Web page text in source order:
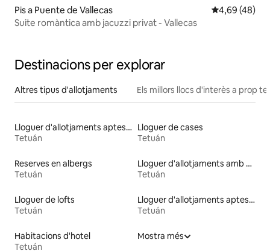
Pis a Puente de Vallecas 4,69 de
4,69 (48)
Suite romàntica amb jacuzzi privat - Vallecas
Destinacions per explorar
Altres tipus d'allotjaments Els millors llocs d'interès a prop
Lloguer d'allotjaments aptes per a animals de companyia
Tetuán
Lloguer de cases
Tetuán
Reserves en albergs
Tetuán
Lloguer d'allotjaments amb piscina
Tetuán
Lloguer de lofts
Tetuán
Lloguer d'allotjaments aptes per a famílies
Tetuán
Habitacions d'hotel
Tetuán
Mostra més